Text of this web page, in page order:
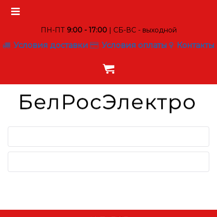
ПН-ПТ 9:00 - 17:00| СБ-ВС - выходной
Условия доставки Условия оплаты Контакты